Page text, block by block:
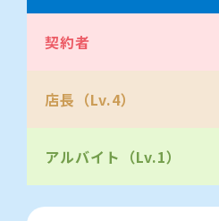
利用により、損害を被
社は一切の損害賠償責
３、本サイトへのア
ハッキングなどの被害
ん。
契約者
店長（Lv.4）
アルバイト（Lv.1）